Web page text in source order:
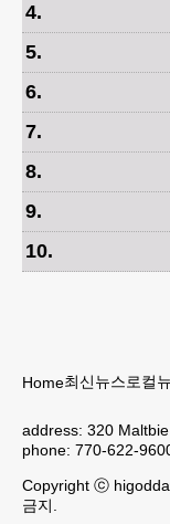
4.
5.
6.
7.
8.
9.
10.
Home최신뉴스로컬
address: 320
phone: 770-622-
Copyright ⓒ
금지.